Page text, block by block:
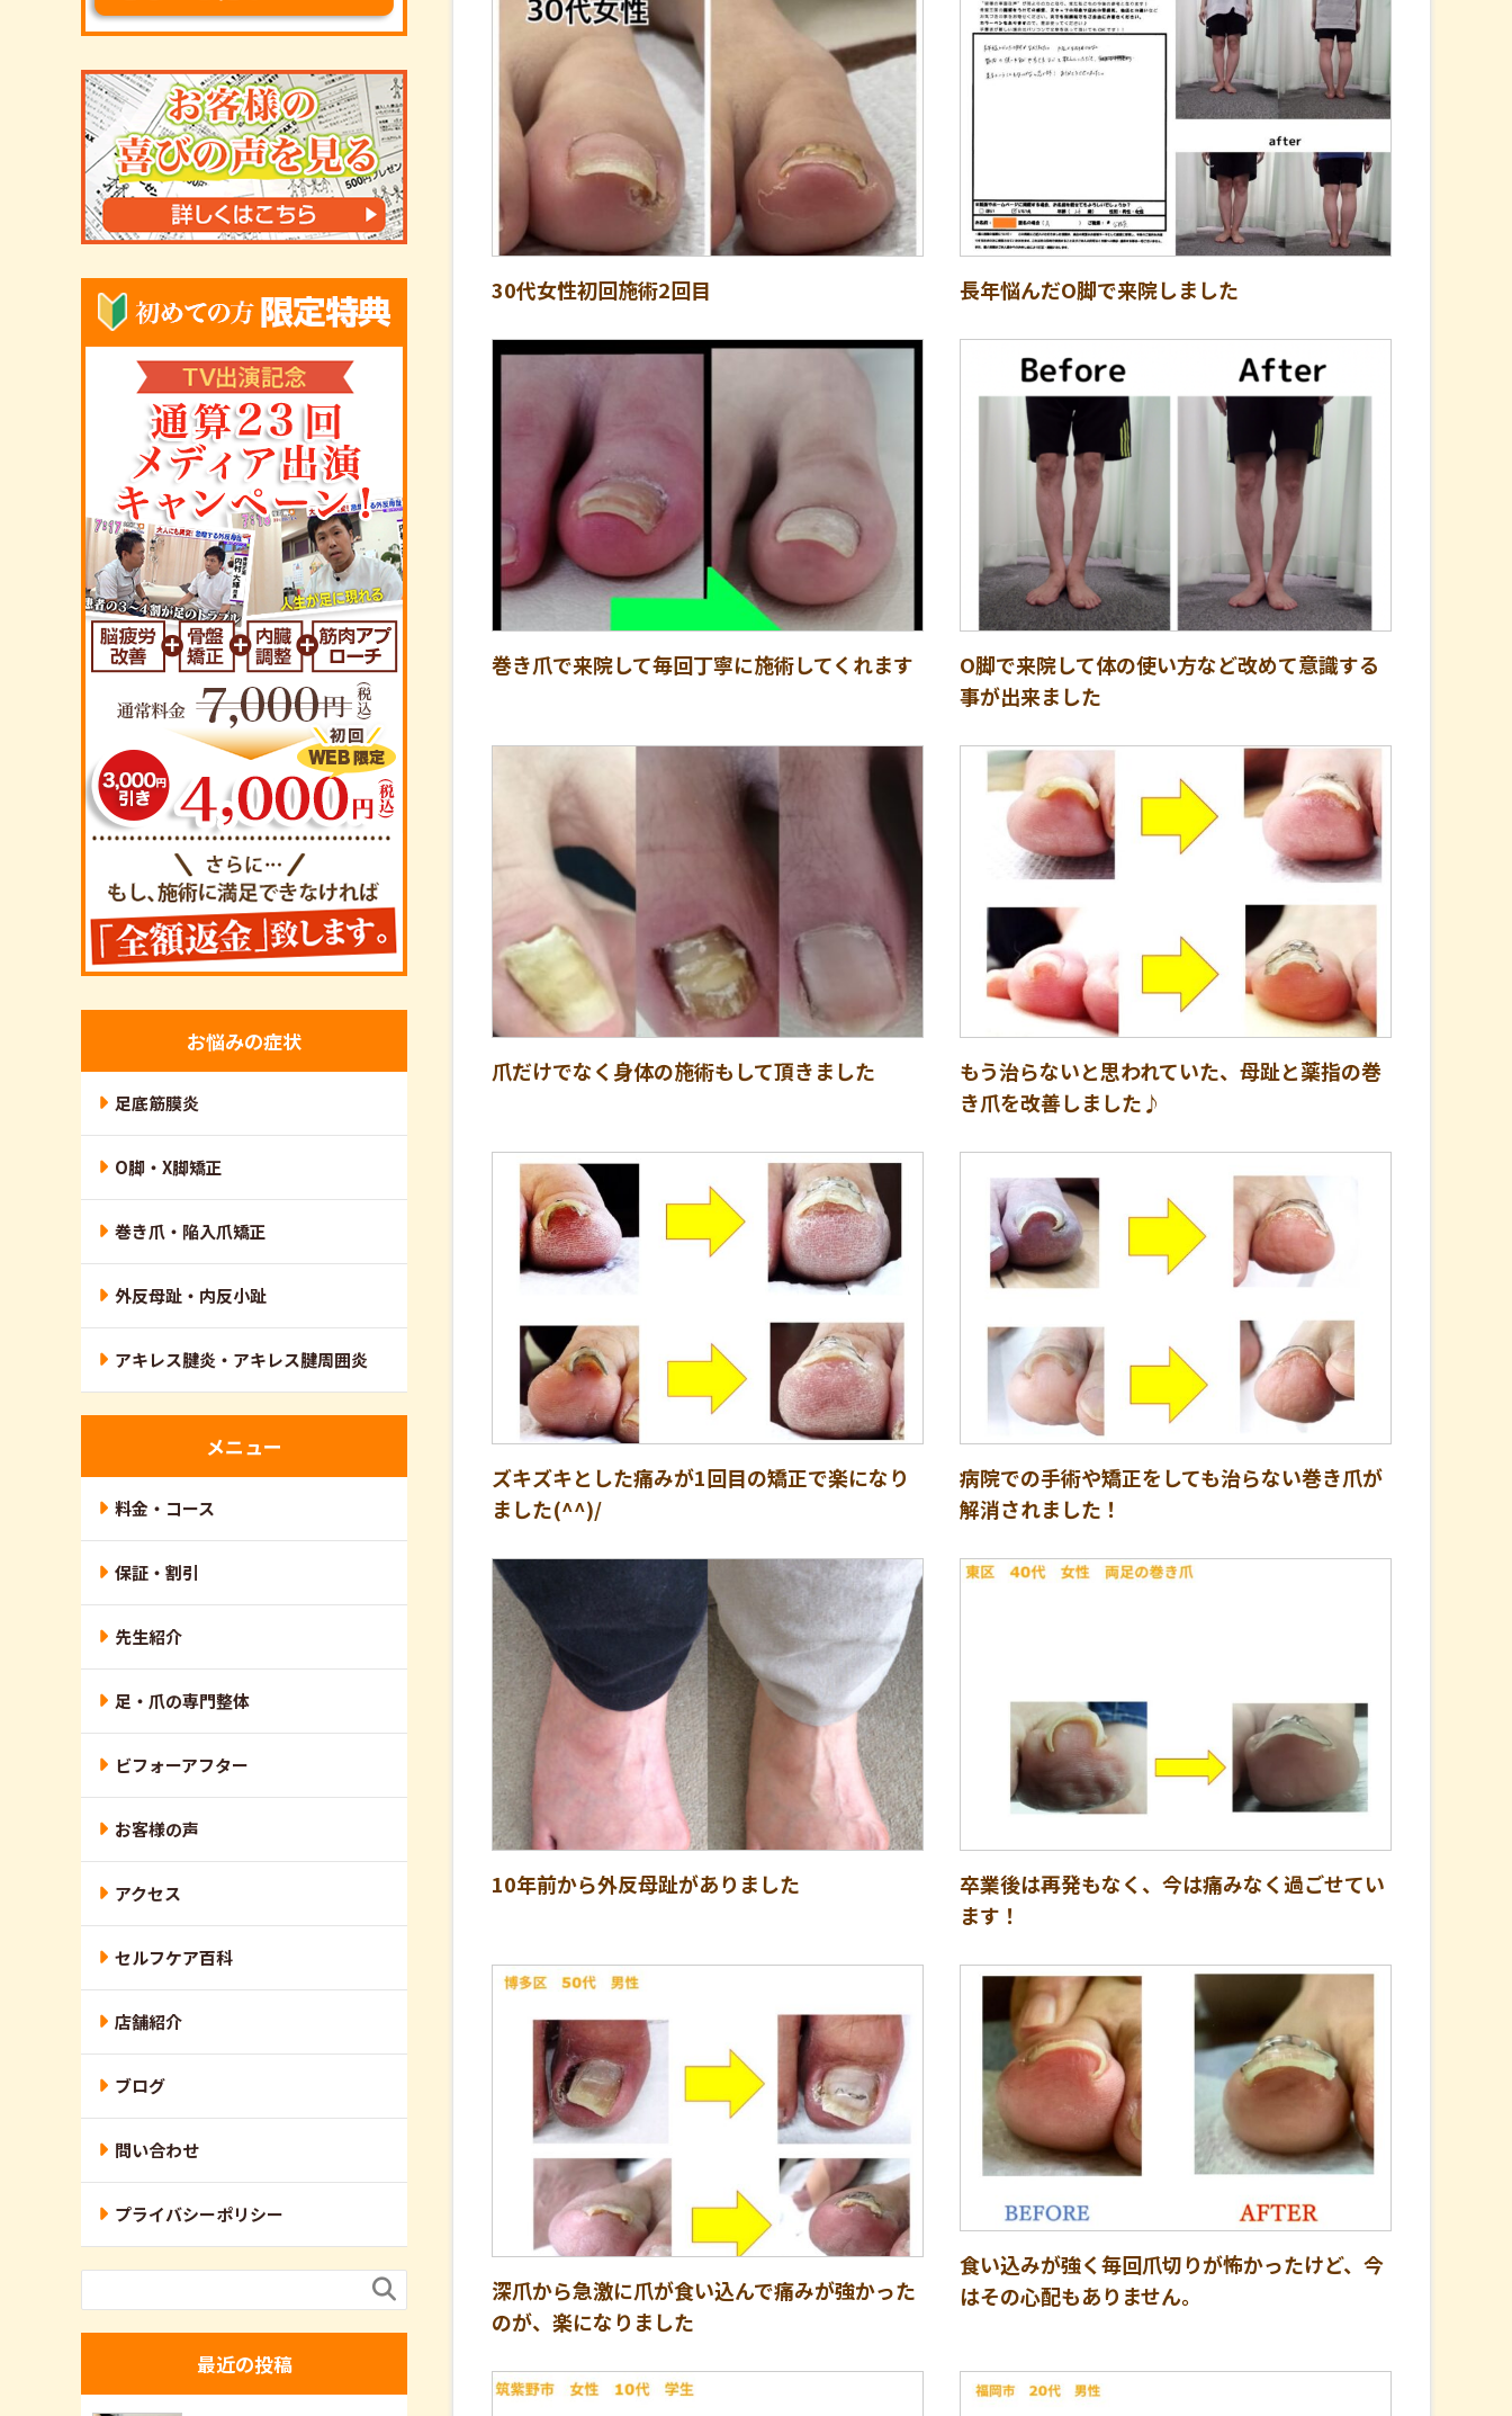
30代女性初回施術2回目 長年悩んだO脚で来院しました
巻き爪で来院して毎回丁寧に施術してくれます
O脚で来院して体の使い方など改めて意識する
事が出来ました
爪だけでなく身体の施術もして頂きました
もう治らないと思われていた、母趾と薬指の巻
き爪を改善しました♪
ズキズキとした痛みが1回目の矯正で楽になり
ました(^^)/
病院での手術や矯正をしても治らない巻き爪が
解消されました！
10年前から外反母趾がありました
卒業後は再発もなく、今は痛みなく過ごせてい
ます！
深爪から急激に爪が食い込んで痛みが強かった
のが、楽になりました
食い込みが強く毎回爪切りが怖かったけど、今
はその心配もありません。
お悩みの症状
足底筋膜炎
O脚・X脚矯正
巻き爪・陥入爪矯正
外反母趾・内反小趾
アキレス腱炎・アキレス腱周囲炎
メニュー
料金・コース
保証・割引
先生紹介
足・爪の専門整体
ビフォーアフター
お客様の声
アクセス
セルフケア百科
店舗紹介
ブログ
問い合わせ
プライバシーポリシー

最近の投稿